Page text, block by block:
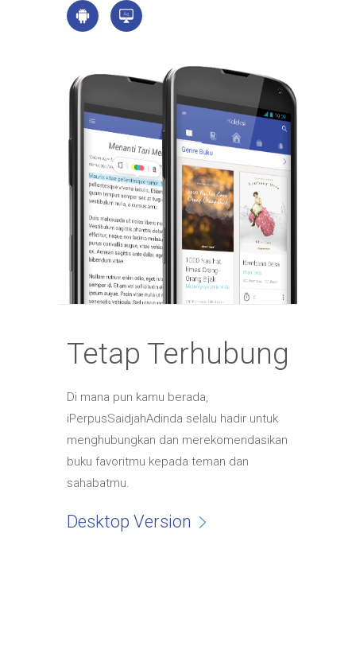
Tetap Terhubung
Di mana pun kamu berada,
iPerpusSaidjahAdinda selalu hadir untuk
menghubungkan dan merekomendasikan
buku favoritmu kepada teman dan
sahabatmu.
Desktop Version